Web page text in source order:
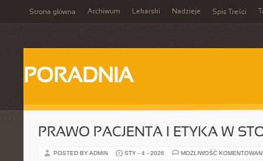
Strona główna Archiwum Lekarski Nadzieje Spis Treści
PORADNIA
PRAWO PACJENTA I ETYKA W
POSTED BY ADMIN STY - 4 - 2026 MOŻLIWOŚĆ